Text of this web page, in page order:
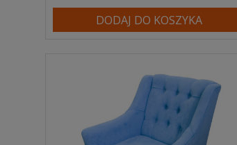
DODAJ DO KOSZYKA